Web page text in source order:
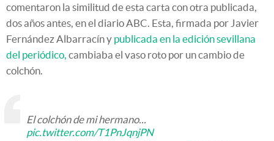
comentaron la similitud de esta carta con otra publicada,
dos años antes, en el diario ABC. Esta, firmada por Javier
Fernández Albarracín y publicada en la edición sevillana
del periódico, cambiaba el vaso roto por un cambio de
colchón.
El colchón de mi hermano...
pic.twitter.com/T1PnJqnjPN